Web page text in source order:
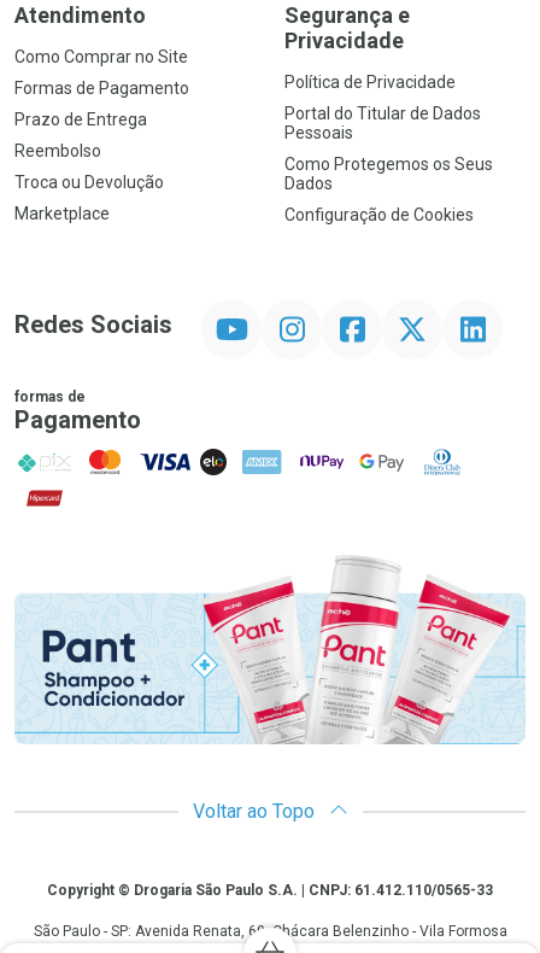
Atendimento
Como Comprar no Site
Formas de Pagamento
Prazo de Entrega
Reembolso
Troca ou Devolução
Marketplace
Segurança e
Privacidade
Política de Privacidade
Portal do Titular de Dados
Pessoais
Como Protegemos os Seus
Dados
Configuração de Cookies
Redes Sociais InstagramFacebookTwitter Linkedin
formas de
Pagamento
PIX MasterCard
VISA ELO AMEX NuPay Google PayDiners Club
Hipercard
Voltar ao Topo
CopyrightCopyright © Drogaria São Paulo S.A. | CNPJ: 61.412.110/0565-33
São Paulo - SP: Avenida Renata, 60, Chácara Belenzinho - Vila Formosa